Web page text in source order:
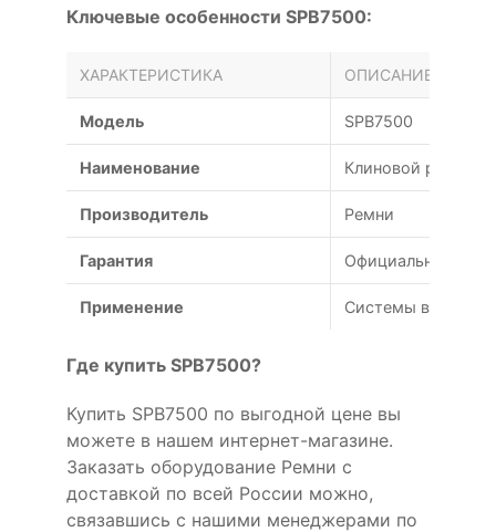
Ключевые особенности SPB7500:
ХАРАКТЕРИСТИКА ОПИСАНИЕ
Модель SPB7500
Наименование Клиновой ремень
Производитель Ремни
Гарантия Официальная
Применение Системы
Где купить SPB7500?
Купить SPB7500 по выгодной цене вы
можете в нашем интернет-магазине.
Заказать оборудование Ремни с
доставкой по всей России можно,
связавшись с нашими менеджерами по